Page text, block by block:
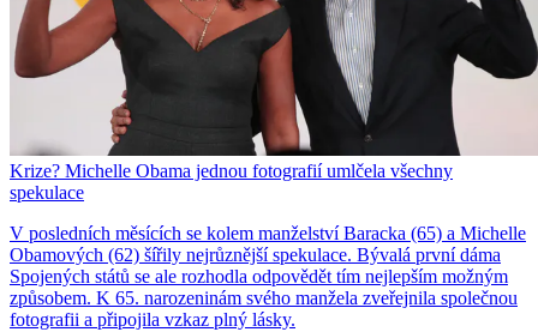
Krize? Michelle Obama jednou fotografií umlčela všechny
spekulace
V posledních měsících se kolem manželství Baracka (65) a Michelle
Obamových (62) šířily nejrůznější spekulace. Bývalá první dáma
Spojených států se ale rozhodla odpovědět tím nejlepším možným
způsobem. K 65. narozeninám svého manžela zveřejnila společnou
fotografii a připojila vzkaz plný lásky.